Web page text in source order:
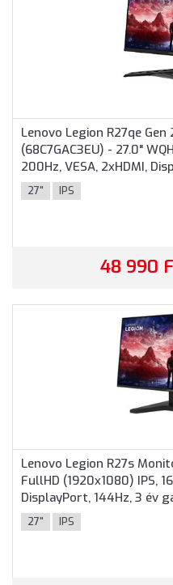
Lenovo Legion R27qe
(68C7GAC3EU) - 27.0"
200Hz, VESA, 2xHDMI,
Premium, 3 év garancia,
27" IPS
48 990
Lenovo Legion R27s
FullHD (1920x1080) IPS,
DisplayPort, 144Hz, 3 év
27" IPS